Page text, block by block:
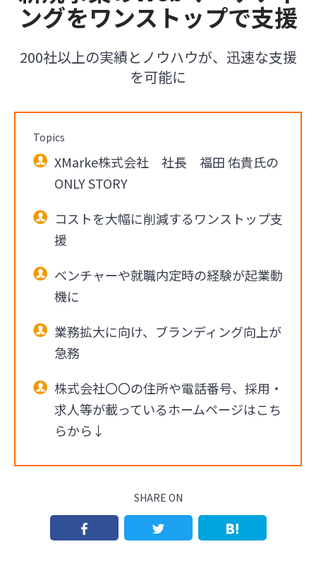
ングをワンストップで支援
200社以上の実績とノウハウが、迅速な支援
を可能に
Topics
XMarke株式会社 社長 福田 佑貴氏の
ONLY STORY
コストを大幅に削減するワンストップ支
援
ベンチャーや就職内定時の経験が起業動
機に
業務拡大に向け、ブランディング向上が
急務
株式会社〇〇の住所や電話番号、採用・
求人等が載っているホームページはこち
らから↓
SHARE ON